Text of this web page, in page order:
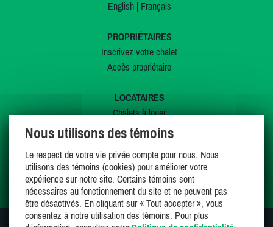
English| Français
PROPRIÉTAIRES
Inscrivez votre chalet
Accès propriétaire
LOCATAIRES
Chalets à louer
Chalets à vendre
Offres spéciales
Mes favoris
Nous utilisons des témoins
Le respect de votre vie privée compte pour nous. Nous
utilisons des témoins (cookies) pour améliorer votre
expérience sur notre site. Certains témoins sont
nécessaires au fonctionnement du site et ne peuvent pas
être désactivés. En cliquant sur « Tout accepter », vous
consentez à notre utilisation des témoins. Pour plus